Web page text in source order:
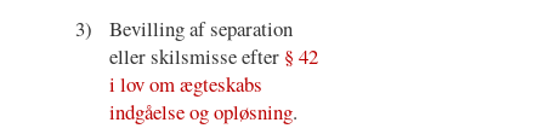
3)
Bevilling af separation
eller skilsmisse efter § 42
i lov om ægteskabs
indgåelse og opløsning.